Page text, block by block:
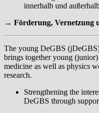
innerhalb und
→ Förderung, Vernetzung
The young DeGBS
brings together young
medicine as well as physics
research.
Strengthening the
DeGBS through